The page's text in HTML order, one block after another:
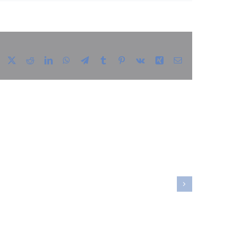
Facebook RedditLinkedInWhatsApp
TelegramTumblr Pinterest
Vk Xing E-